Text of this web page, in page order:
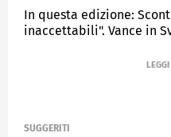
In questa edizione:
inaccettabili". Vance in
il pirata del suv in
SUGGERITI